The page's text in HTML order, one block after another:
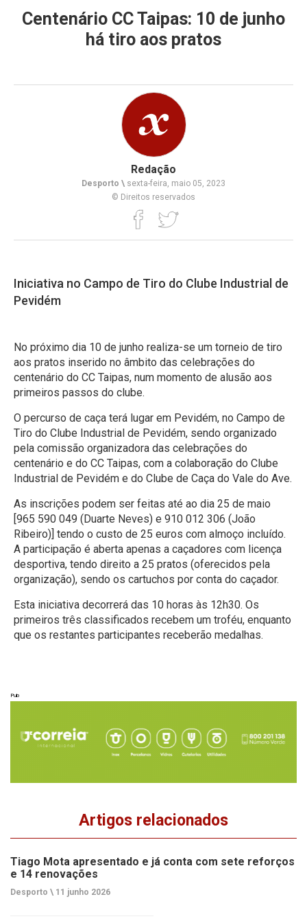
Centenário CC Taipas: 10 de junho
há tiro aos pratos
Redação
Desporto \ sexta-feira, maio 05, 2023
© Direitos reservados
Iniciativa no Campo de Tiro do Clube Industrial de
Pevidém
No próximo dia 10 de junho realiza-se um torneio de tiro
aos pratos inserido no âmbito das celebrações do
centenário do CC Taipas, num momento de alusão aos
primeiros passos do clube.
O percurso de caça terá lugar em Pevidém, no Campo de
Tiro do Clube Industrial de Pevidém, sendo organizado
pela comissão organizadora das celebrações do
centenário e do CC Taipas, com a colaboração do Clube
Industrial de Pevidém e do Clube de Caça do Vale do Ave.
As inscrições podem ser feitas até ao dia 25 de maio
[965 590 049 (Duarte Neves) e 910 012 306 (João
Ribeiro)] tendo o custo de 25 euros com almoço incluído.
A participação é aberta apenas a caçadores com licença
desportiva, tendo direito a 25 pratos (oferecidos pela
organização), sendo os cartuchos por conta do caçador.
Esta iniciativa decorrerá das 10 horas às 12h30. Os
primeiros três classificados recebem um troféu, enquanto
que os restantes participantes receberão medalhas.
Pub
Artigos relacionados
Tiago Mota apresentado e já conta com sete reforços
e 14 renovações
Desporto \ 11 junho 2026